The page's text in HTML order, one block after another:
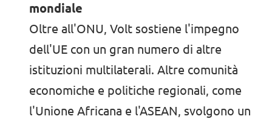
mondiale
Oltre all'ONU, Volt sostiene l'impegno
dell'UE con un gran numero di altre
istituzioni multilaterali. Altre comunità
economiche e politiche regionali, come
l'Unione Africana e l'ASEAN, svolgono un